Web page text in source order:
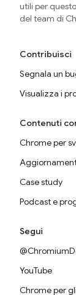
utili per
del team di
Contribuisci
Segnala un
Visualizza i
Contenuti
Chrome per
Case study
Podcast e
Segui
YouTube
Chrome per